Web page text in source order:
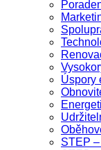
Úspory
STEP